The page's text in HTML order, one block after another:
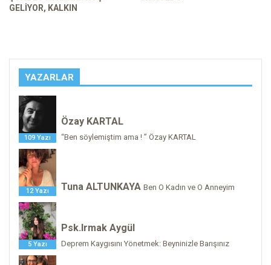
GELIYOR, KALKIN
YAZARLAR
109 Yazı
Özay KARTAL
“Ben söylemiştim ama ! ” Özay KARTAL
12 Yazı Tuna ALTUNKAYA Ben O Kadın ve O Anneyim
5 Yazı
Psk.Irmak Aygül
Deprem Kaygısını Yönetmek: Beyninizle Barışınız